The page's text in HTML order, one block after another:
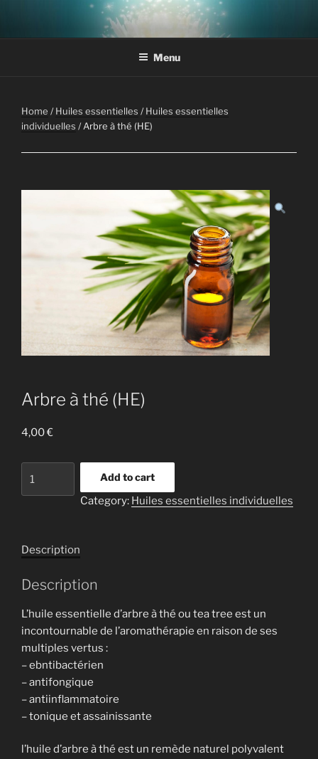
contenu
Menu
Home /Huiles essentielles /Huiles essentielles
individuelles / Arbre à thé (HE)
Arbre à thé (HE)
4,00€
Add to cart
Category: Huiles essentielles individuelles
Description
Description
L’huile essentielle d’arbre à thé ou tea tree est un
incontournable de l’aromathérapie en raison de ses
multiples vertus :
– ebntibactérien
– antifongique
– antiinflammatoire
– tonique et assainissante
l’huile d’arbre à thé est un remède naturel polyvalent